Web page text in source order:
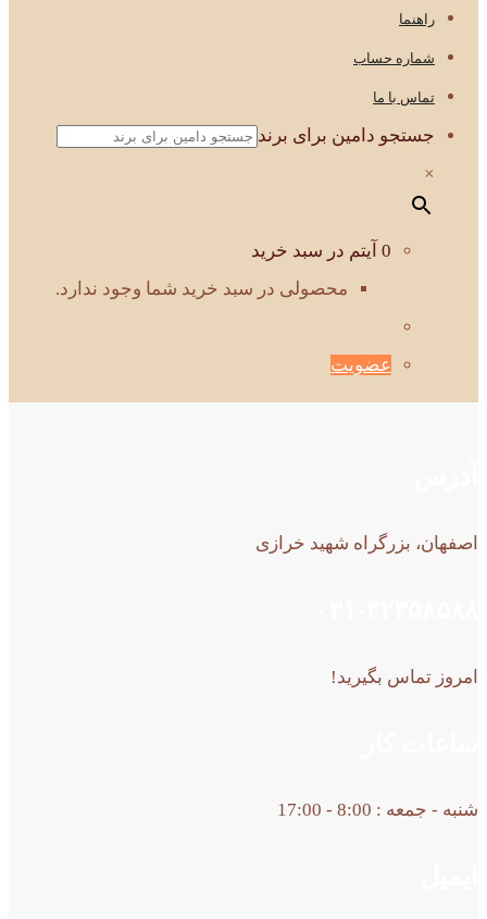
راهنما
شماره حساب
تماس با ما
جستجو دامین برای برند
×
0 آیتم در سبد خرید
محصولی در سبد خرید شما وجود ندارد.
عضویت
اصفهان، بزرگراه شهید خرازی
امروز تماس بگیرید!
شنبه - جمعه : 8:00 - 17:00